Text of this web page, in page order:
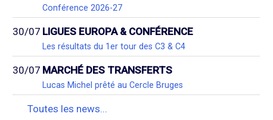
Conférence 2026-27
30/07 LIGUES EUROPA & CONFÉRENCE
Les résultats du 1er tour des C3 & C4
30/07 MARCHÉ DES TRANSFERTS
Lucas Michel prêté au Cercle Bruges
Toutes les news...